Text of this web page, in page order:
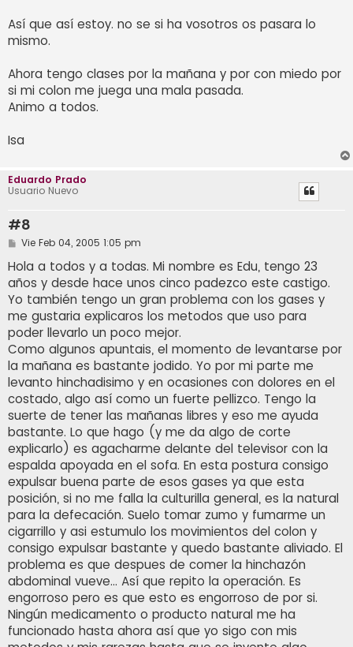
Así que así estoy. no se si ha vosotros os pasara lo
mismo.
Ahora tengo clases por la mañana y por con miedo por
si mi colon me juega una mala pasada.
Animo a todos.
Isa
Eduardo Prado
Usuario Nuevo
#8
M
n
s
a
j
e
Vie Feb 04, 2005 1:05 pm
Hola a todos y a todas. Mi nombre es Edu, tengo 23
años y desde hace unos cinco padezco este castigo.
Yo también tengo un gran problema con los gases y
me gustaria explicaros los metodos que uso para
poder llevarlo un poco mejor.
Como algunos apuntais, el momento de levantarse por
la mañana es bastante jodido. Yo por mi parte me
levanto hinchadisimo y en ocasiones con dolores en el
costado, algo así como un fuerte pellizco. Tengo la
suerte de tener las mañanas libres y eso me ayuda
bastante. Lo que hago (y me da algo de corte
explicarlo) es agacharme delante del televisor con la
espalda apoyada en el sofa. En esta postura consigo
expulsar buena parte de esos gases ya que esta
posición, si no me falla la culturilla general, es la natural
para la defecación. Suelo tomar zumo y fumarme un
cigarrillo y asi estumulo los movimientos del colon y
consigo expulsar bastante y quedo bastante aliviado. El
problema es que despues de comer la hinchazón
abdominal vueve... Así que repito la operación. Es
engorroso pero es que esto es engorroso de por si.
Ningún medicamento o producto natural me ha
funcionado hasta ahora así que yo sigo con mis